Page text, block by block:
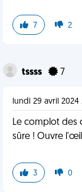
7 2
tssss 7
lundi 29 avril 2024
Le complot des
sûre ! Ouvre
3 0